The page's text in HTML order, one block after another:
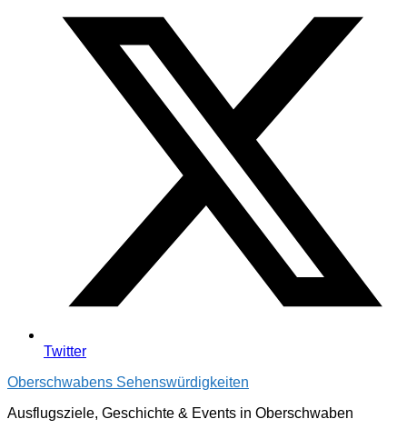
Twitter
Oberschwabens Sehenswürdigkeiten
Ausflugsziele, Geschichte & Events in Oberschwaben